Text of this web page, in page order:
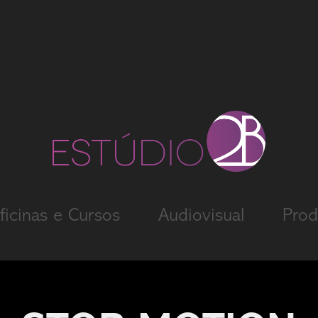
e Cursos Audiovisual